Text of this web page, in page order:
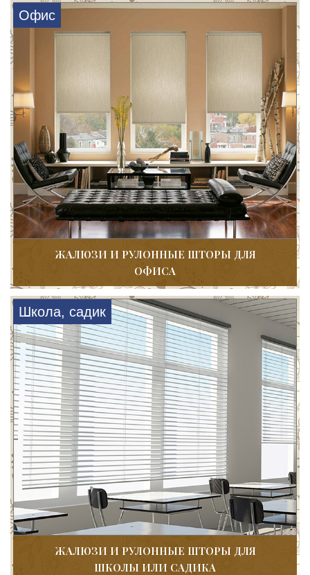
Офис
ЖАЛЮЗИ И РУЛОННЫЕ ШТОРЫ ДЛЯ
ОФИСА
Школа, садик
ЖАЛЮЗИ И РУЛОННЫЕ ШТОРЫ ДЛЯ
ШКОЛЫ ИЛИ САДИКА